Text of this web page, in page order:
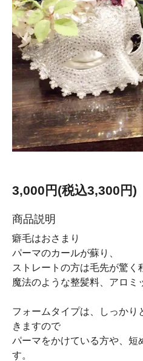
3,000円(税込3,300円)
商品説明
癖毛はおさまり
パーマのカールが蘇り、
ストレートの方は毛先が驚く
魔法のような整髪料、アロミ
フォームタイプは、しっかり
きますので
パーマをかけている方や、短
す。